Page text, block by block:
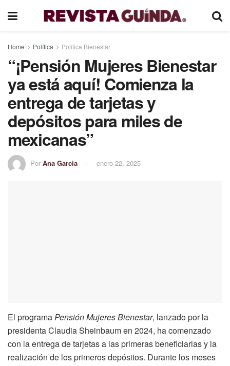
Home Política Política Bienestar
“¡Pensión Mujeres Bienestar
ya está aquí! Comienza la
entrega de tarjetas y
depósitos para miles de
mexicanas”
Por Ana Garcia enero 22, 2025
El programaPensión Mujeres Bienestar, lanzado por la
presidenta Claudia Sheinbaum en 2024, ha comenzado
con la entrega de tarjetas a las primeras beneficiarias y la
realización de los primeros depósitos. Durante los meses